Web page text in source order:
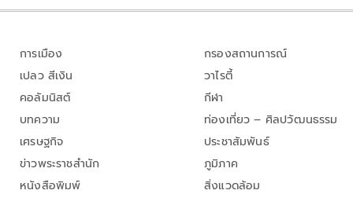
การเมือง
เปลว สีเงิน
คอลัมนิสต์
บทความ
เศรษฐกิจ
ข่าวพระราชสำนัก
หนังสือพิมพ์
กรองสถานการณ์
วาไรตี้
กีฬา
ท่องเที่ยว – ศิลปวัฒนธรรม
ประชาสัมพันธ์
ภูมิภาค
สิ่งแวดล้อม